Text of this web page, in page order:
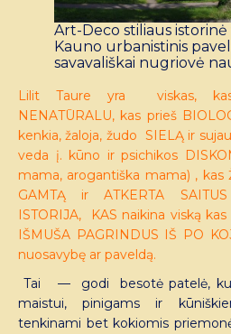
Art-Deco stiliaus istorinė
Kauno urbanistinis
savavališkai nugriovė
Lilit Taure yra viskas, kas
NENATŪRALU, kas prieš
kenkia, žaloja, žudo SIELĄ ir
veda į. kūno ir psichikos
mama, arogantiška mama) ,
GAMTĄ ir ATKERTA
ISTORIJA, KAS naikina viską
IŠMUŠA PAGRINDUS IŠ PO
nuosavybę ar paveldą.
Tai — godi besotė patelė,
maistui, pinigams ir
tenkinami bet kokiomis